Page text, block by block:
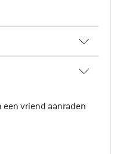
vriend aanraden